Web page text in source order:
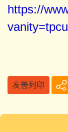
https://
友善列印